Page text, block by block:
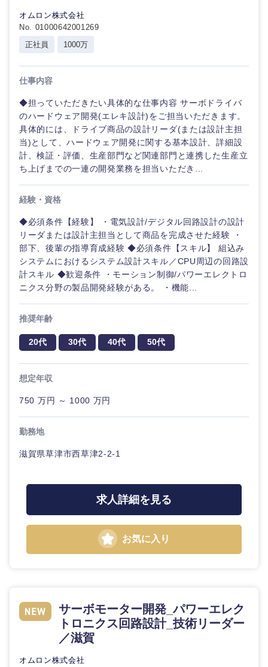
オムロン株式会社
No. 01000642001269
正社員
1000万
仕事内容
◆担っていただきたい具体的な仕事内容 サーボドライバ
のハードウェア開発(エレキ設計)をご担当いただきます。
具体的には、ドライブ商品の設計リーダ(または設計主担
当)として、ハードウェア開発に関する基本設計、詳細設
計、検証・評価、生産部門など関連部門と連携した生産立
ち上げまでの一連の開発業務を担当いただき...
経験・資格
◆必須条件【経験】 ・電気設計/デジタル回路設計の設計
リーダまたは設計主担当として商品を完成させた経験 ・
部下、後輩の指導育成経験 ◆必須条件【スキル】 組込み
システムにおけるシステム設計スキル／CPU周辺の回路設
計スキル ◆歓迎条件 ・モーション制御/パワーエレクトロ
ニクス分野の製品開発経験がある。 ・機能...
推奨年齢
20代 30代 40代 50代
想定年収
750 万円 ～ 1000 万円
勤務地
滋賀県草津市西草津2-2-1
求人詳細を見る
お気に入り
サーボモーター開発_パワーエレク
トロニクス回路設計_技術リーダー
／滋賀
オムロン株式会社